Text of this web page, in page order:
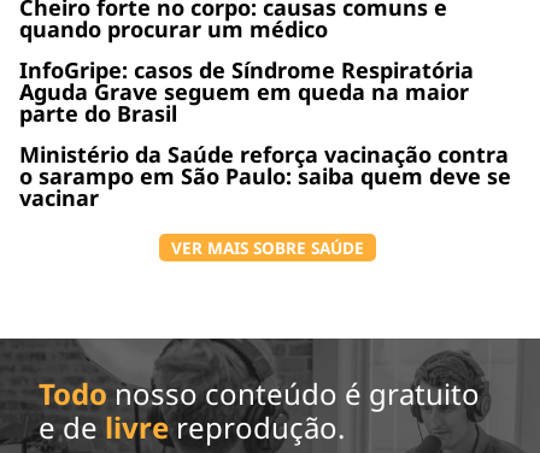
Cheiro forte no corpo: causas comuns e
quando procurar um médico
InfoGripe: casos de Síndrome Respiratória
Aguda Grave seguem em queda na maior
parte do Brasil
Ministério da Saúde reforça vacinação contra
o sarampo em São Paulo: saiba quem deve se
vacinar
VER MAIS SOBRE SAÚDE
Todo nosso conteúdo é gratuito
e de livrereprodução.